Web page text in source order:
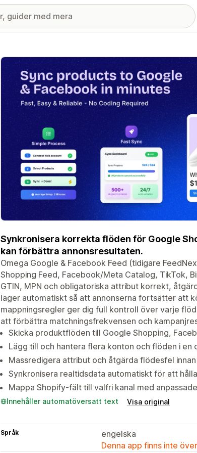
Galleri med utvalda bilder
Synkronisera korrekta flöden för Google
kan förbättra annonsresultaten.
Omega Google & Facebook Feed (tidigare
Shopping Feed, Facebook/Meta Catalog, TikTok,
GTIN, MPN och obligatoriska attribut korrekt,
lager automatiskt så att annonserna fortsätter att
mappningsregler ger dig full kontroll över varje
att förbättra matchningsfrekvensen och
Skicka produktflöden till Google Shopping,
Lägg till och hantera flera konton och flöden i en
Massredigera attribut och åtgärda flödesfel
Synkronisera realtidsdata automatiskt för att
Mappa Shopify-fält till valfri kanal med
Innehåller automatöversatt text Visa original
Språk
engelska
Denna app finns inte